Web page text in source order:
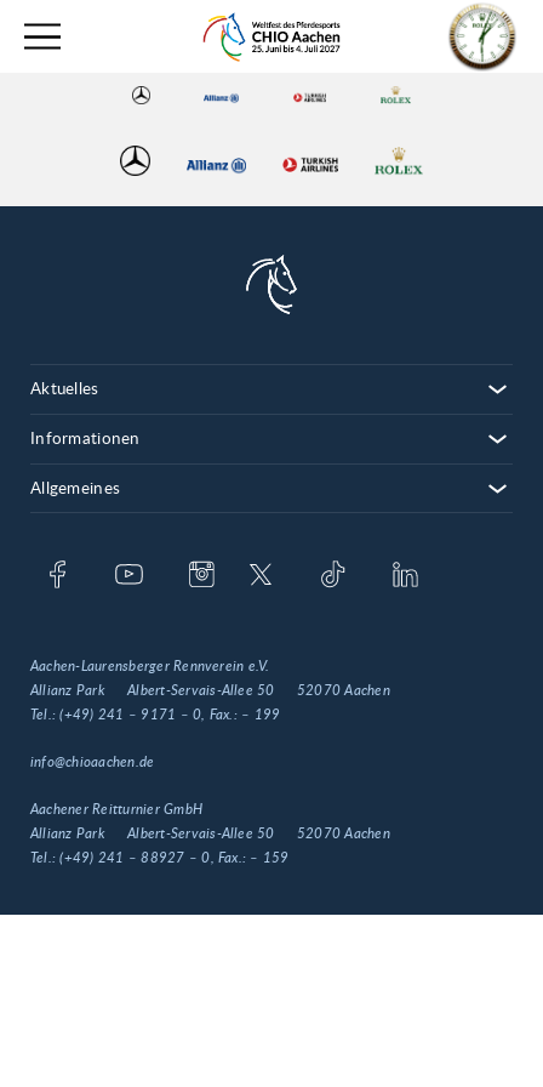
Aktuelles
Informationen
Allgemeines
Aachen-Laurensberger Rennverein e.V.
Allianz Park
Albert-Servais-Allee 50
52070 Aachen
Tel.:(+49) 241 – 9171 – 0 , Fax.: – 199
info@chioaachen.de
Aachener Reitturnier GmbH
Allianz Park
Albert-Servais-Allee 50
52070 Aachen
Tel.:(+49) 241 – 88927 – 0 , Fax.: – 159